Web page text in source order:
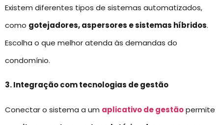
Existem diferentes tipos de sistemas automatizados,
como gotejadores, aspersores e sistemas híbridos.
Escolha o que melhor atenda às demandas do
condomínio.
3. Integração com tecnologias de gestão
Conectar o sistema a um aplicativo de gestãopermite